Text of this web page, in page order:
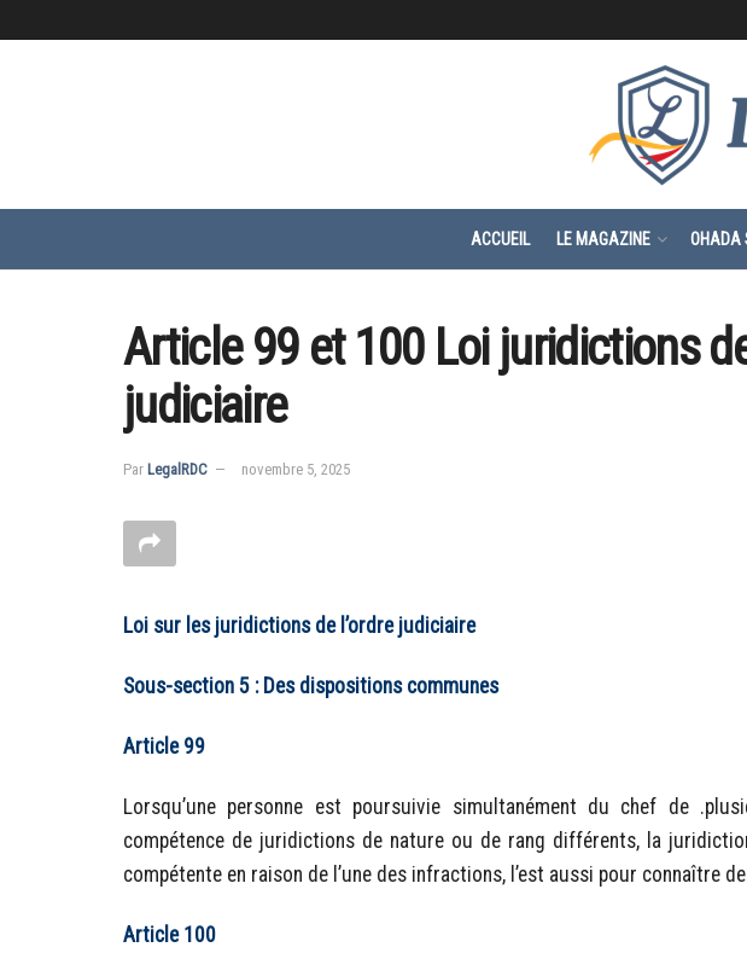
ACCUEIL LE MAGAZINE OHADA
Article 99 et 100 Loi juridictions
judiciaire
Par LegalRDC novembre 5, 2025
Loi sur les juridictions de l’ordre judiciaire
Sous-section 5 : Des dispositions communes
Article 99
Lorsqu’une personne est poursuivie simultanément du chef de
compétence de juridictions de nature ou de rang différents, la
compétente en raison de l’une des infractions, l’est aussi pour connaître
Article 100